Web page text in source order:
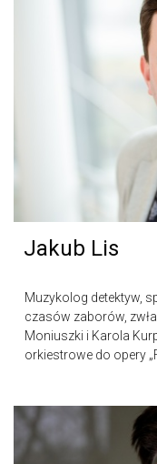
Jakub Lis
Muzykolog detektyw,
czasów zaborów,
Moniuszki i Karola
orkiestrowe do opery